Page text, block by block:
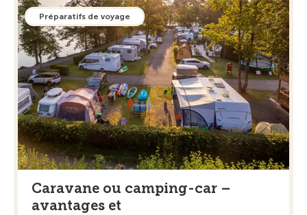
Préparatifs de voyage
Caravane ou camping-car –
avantages et